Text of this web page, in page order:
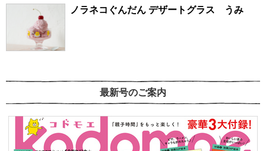
ノラネコぐんだん デザートグラス うみ
最新号のご案内